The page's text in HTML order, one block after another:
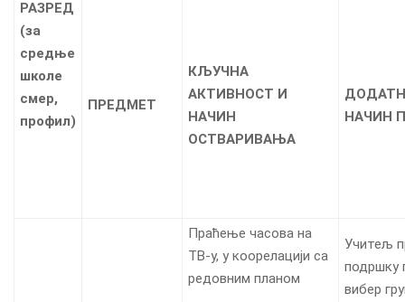
РАЗРЕД
(за
средње
школе
смер,
профил)
ПРЕДМЕТ
КЉУЧНА
АКТИВНОСТ И
НАЧИН
ОСТВАРИВАЊА
НАЧИН
Праћење часова на
ТВ-у, у коорелацији са
редовним планом
Учитељ
подршку
вибер